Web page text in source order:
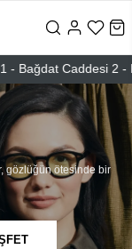
Caddesi 2 -
gözlüğün ötesinde bir